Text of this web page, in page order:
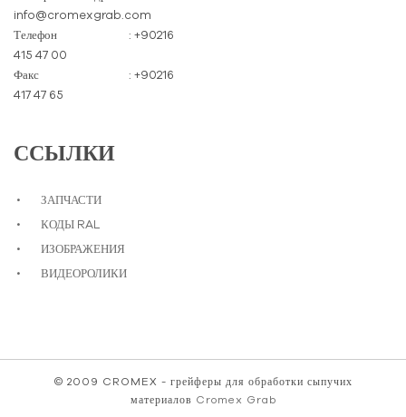
info@cromexgrab.com
Телефон
: +90216
415 47 00
Факс
: +90216
417 47 65
ССЫЛКИ
ЗАПЧАСТИ
КОДЫ RAL
ИЗОБРАЖЕНИЯ
ВИДЕОРОЛИКИ
© 2009 CROMEX - грейферы для обработки сыпучих
материалов Cromex Grab